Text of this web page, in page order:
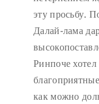
эту просьбу.
Далай-лама
Ринпоче
как можно